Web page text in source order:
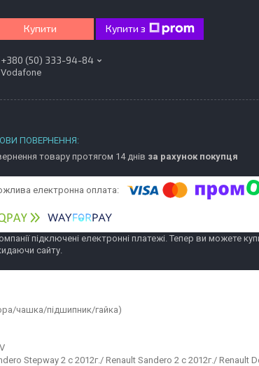
Купити Купити з
+380 (50) 333-94-84
Vodafone
товару протягом 14 днів за рахунок покупця
підключені електронні платежі. Тепер ви можете
сайту.
чашка/підшипник/гайка)
Stepway 2 с 2012г./ Renault Sandero 2 c 2012г./ Renault